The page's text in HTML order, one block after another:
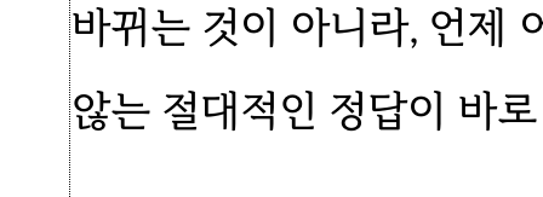
바뀌는 것이 아니라, 언제
않는 절대적인 정답이 바